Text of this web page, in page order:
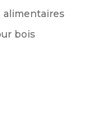
alimentaires
bois